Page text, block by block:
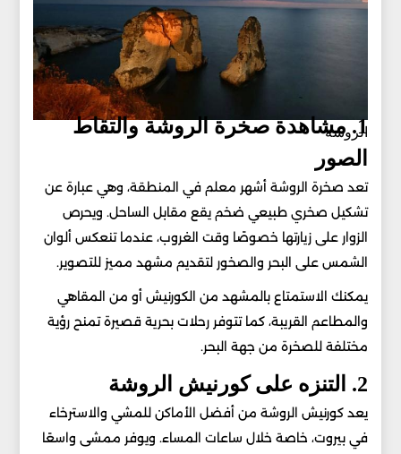
الروشة
1. مشاهدة صخرة الروشة والتقاط
الصور
تعد صخرة الروشة أشهر معلم في المنطقة، وهي عبارة عن
تشكيل صخري طبيعي ضخم يقع مقابل الساحل. ويحرص
الزوار على زيارتها خصوصًا وقت الغروب، عندما تنعكس ألوان
الشمس على البحر والصخور لتقديم مشهد مميز للتصوير.
يمكنك الاستمتاع بالمشهد من الكورنيش أو من المقاهي
والمطاعم القريبة، كما تتوفر رحلات بحرية قصيرة تمنح رؤية
مختلفة للصخرة من جهة البحر.
2. التنزه على كورنيش الروشة
يعد كورنيش الروشة من أفضل الأماكن للمشي والاسترخاء
في بيروت، خاصة خلال ساعات المساء. ويوفر ممشى واسعًا